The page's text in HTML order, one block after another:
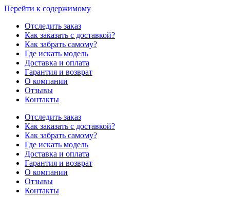
Перейти к содержимому
Отследить заказ
Как заказать с доставкой?
Как забрать самому?
Где искать модель
Доставка и оплата
Гарантия и возврат
О компании
Отзывы
Контакты
Отследить заказ
Как заказать с доставкой?
Как забрать самому?
Где искать модель
Доставка и оплата
Гарантия и возврат
О компании
Отзывы
Контакты